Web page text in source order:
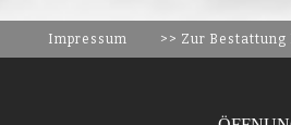
Impressum >> Zur Bestattung